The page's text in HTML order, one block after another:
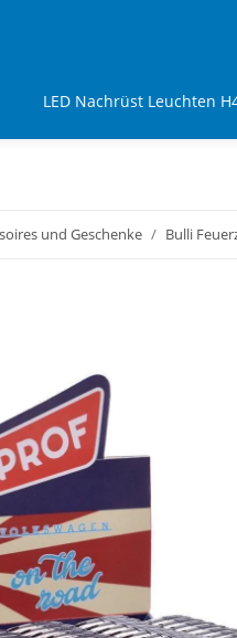
LED Nachrüst Leuchten
und Geschenke Bulli